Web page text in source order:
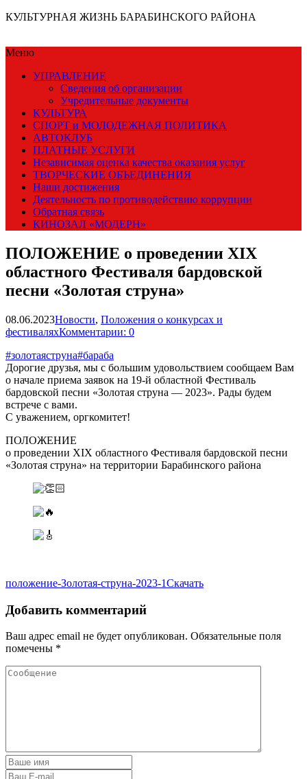
КУЛЬТУРНАЯ ЖИЗНЬ БАРАБИНСКОГО РАЙОНА
Меню
УПРАВЛЕНИЕ
Сведения об организации
Учредительные документы
КУЛЬТУРА
СПОРТ и МОЛОДЕЖНАЯ ПОЛИТИКА
АВТОКЛУБ
ПЛАТНЫЕ УСЛУГИ
Независимая оценка качества оказания услуг
ТВОРЧЕСКИЕ ОБЪЕДИНЕНИЯ
Наши достижения
Деятельность по противодействию коррупции
Обратная связь
КИНОЗАЛ «МОДЕРН»
ПОЛОЖЕНИЕ о проведении XIX
областного Фестиваля бардовской
песни «Золотая струна»
08.06.2023Новости, Положения о конкурсах и
фестиваляхКомментарии: 0
#золотаяструна#бараба
Дорогие друзья, мы с большим удовольствием сообщаем Вам
о начале приема заявок на 19-й областной Фестиваль
бардовской песни «Золотая струна — 2023». Рады будем
встрече с вами.
С уважением, оргкомитет!
ПОЛОЖЕНИЕ
о проведении XIX областного Фестиваля бардовской песни
«Золотая струна» на территории Барабинского района
положение-Золотая-струна-2023-1Скачать
Добавить комментарий
Ваш адрес email не будет опубликован. Обязательные поля
помечены *